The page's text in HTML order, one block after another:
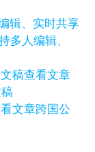
多人编辑、
查看文章
文章跨国公